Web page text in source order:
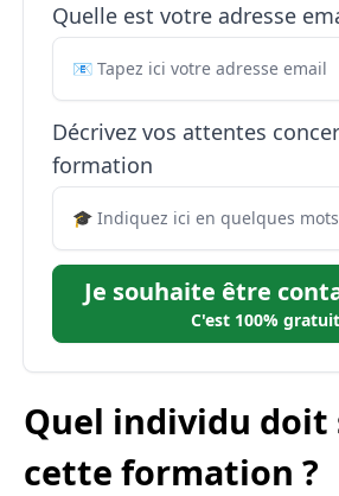
Quelle est votre adresse
Décrivez vos attentes
formation
Je souhaite être
C'est 100% gratuit
Quel individu doit
cette formation ?